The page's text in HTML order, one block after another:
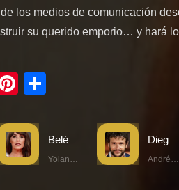
los medios de comunicación
su querido emporio… y hará
Pinterest
Diego Martín